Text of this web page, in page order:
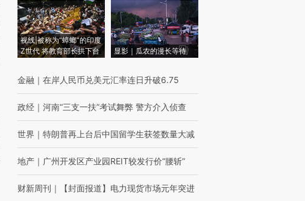
视线|被称为“蟑螂”的印度
Z世代 将教育部长拱下台
显影｜瓜农的漫长等待
金融 ｜ 在岸人民币兑美元汇率连日升破6.75
政经 ｜ 河南“三支一扶”考试舞弊 警方介入侦查
世界 ｜ 特朗普再上台后中国留学生获签数量大减
地产 ｜ 广州开发区产业园REIT较发行价“腰斩”
财新周刊 ｜ 【封面报道】电力现货市场元年突进